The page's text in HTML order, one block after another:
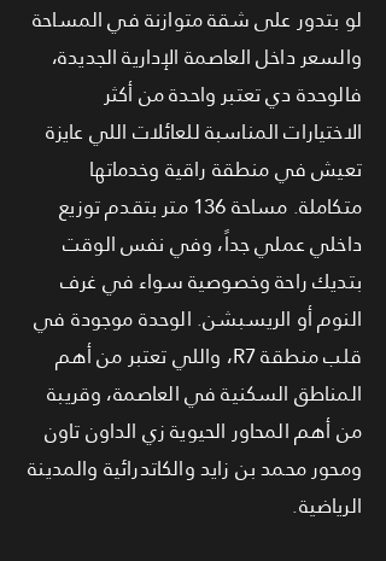
لو بتدور على شقة متوازنة في المساحة
والسعر داخل العاصمة الإدارية الجديدة،
فالوحدة دي تعتبر واحدة من أكثر
الاختيارات المناسبة للعائلات اللي عايزة
تعيش في منطقة راقية وخدماتها
متكاملة. مساحة 136 متر بتقدم توزيع
داخلي عملي جداً، وفي نفس الوقت
بتديك راحة وخصوصية سواء في غرف
النوم أو الريسبشن. الوحدة موجودة في
قلب منطقة R7، واللي تعتبر من أهم
المناطق السكنية في العاصمة، وقريبة
من أهم المحاور الحيوية زي الداون تاون
ومحور محمد بن زايد والكاتدرائية والمدينة
الرياضية.